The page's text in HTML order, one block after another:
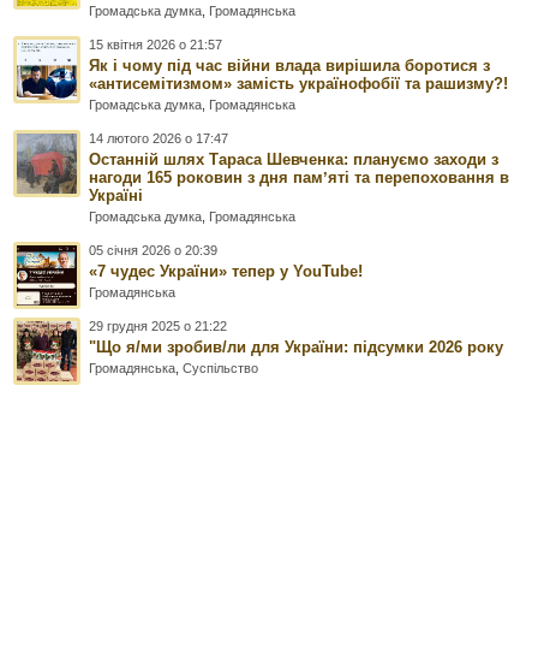
Громадська думка Громадянська
15 квітня 2026 о 21:57
Як і чому під час війни влада вирішила боротися з
«антисемітизмом» замість українофобії та рашизму?!
Громадська думка Громадянська
14 лютого 2026 о 17:47
Останній шлях Тараса Шевченка: плануємо заходи з
нагоди 165 роковин з дня памʼяті та перепоховання в
Україні
Громадська думка Громадянська
05 січня 2026 о 20:39
«7 чудес України» тепер у YouTube!
Громадянська
29 грудня 2025 о 21:22
"Що я/ми зробив/ли для України: підсумки 2026 року
Громадянська ,Суспільство